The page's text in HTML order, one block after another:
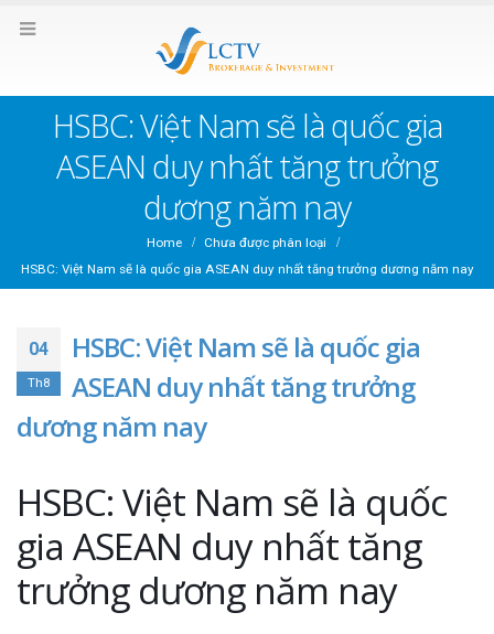
HSBC: Việt Nam sẽ là quốc gia
ASEAN duy nhất tăng trưởng
dương năm nay
Home
Chưa được phân loại
HSBC: Việt Nam sẽ là quốc gia ASEAN duy nhất tăng trưởng dương năm nay
04
Th8
HSBC: Việt Nam sẽ là quốc gia
ASEAN duy nhất tăng trưởng
dương năm nay
HSBC: Việt Nam sẽ là quốc
gia ASEAN duy nhất tăng
trưởng dương năm nay